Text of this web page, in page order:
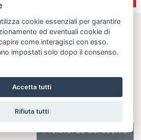
cookie essenziali per garantire
ed eventuali cookie di
come interagisci con esso.
impostati solo dopo il consenso.
Accetta tutti
Rifiuta tutti